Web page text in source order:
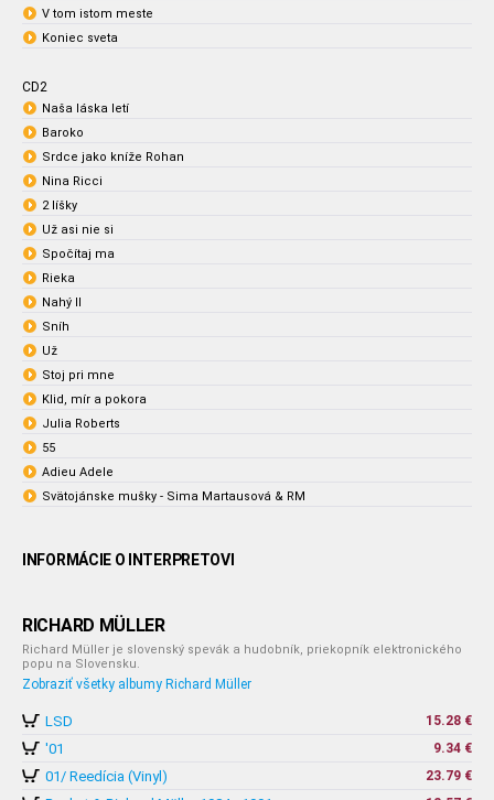
V tom istom meste
Koniec sveta
CD2
Naša láska letí
Baroko
Srdce jako kníže Rohan
Nina Ricci
2 líšky
Už asi nie si
Spočítaj ma
Rieka
Nahý II
Sníh
Už
Stoj pri mne
Klid, mír a pokora
Julia Roberts
55
Adieu Adele
Svätojánske mušky - Sima Martausová & RM
INFORMÁCIE O INTERPRETOVI
RICHARD MÜLLER
Richard Müller je slovenský spevák a hudobník, priekopník elektronického
popu na Slovensku.
Zobraziť všetky albumy Richard Müller
LSD 15.28 €
'01 9.34 €
01/ Reedícia (Vinyl) 23.79 €